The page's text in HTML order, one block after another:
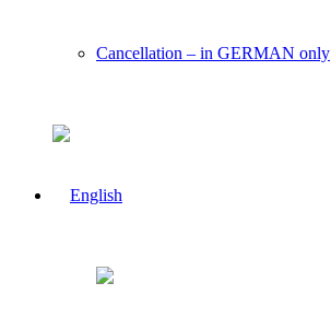
Cancellation – in GERMAN only